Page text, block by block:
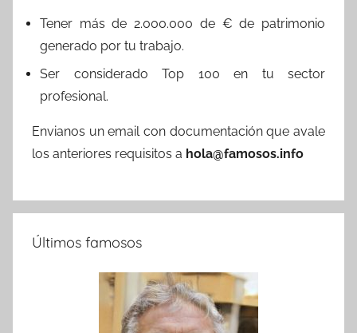
Tener más de 2.000.000 de € de patrimonio
generado por tu trabajo.
Ser considerado Top 100 en tu sector
profesional.
Envianos un email con documentación que avale
los anteriores requisitos a hola@famosos.info
Últimos famosos